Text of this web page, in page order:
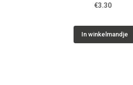
€3.30
In winkelmandje